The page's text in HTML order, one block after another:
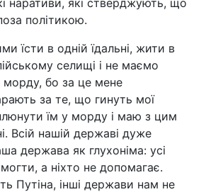
наративи, які стверджують, що
політикою.
їсти в одній їдальні, жити в
селищі і не маємо
бо за це мене
за те, що гинуть мої
їм у морду і маю з цим
Всій нашій державі дуже
держава як глухоніма: усі
а ніхто не допомагає.
Путіна, інші держави нам не